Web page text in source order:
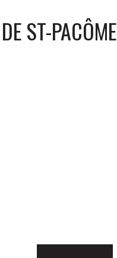
ST-PACÔME